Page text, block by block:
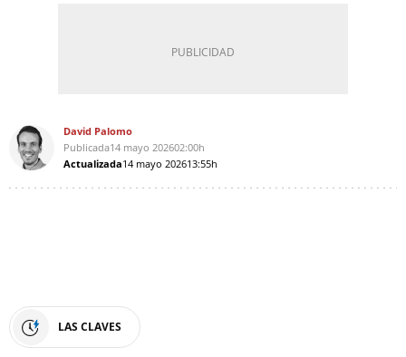
David Palomo
Publicada14 mayo 202602:00h
Actualizada14 mayo 202613:55h
LAS CLAVES